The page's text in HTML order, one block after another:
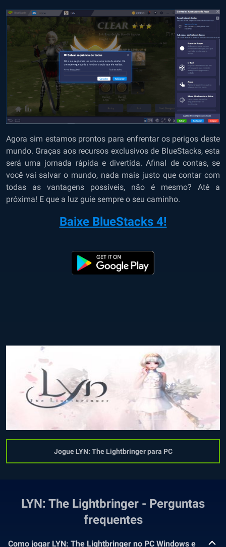
Agora sim estamos prontos para enfrentar os perigos deste
mundo. Graças aos recursos exclusivos de BlueStacks, esta
será uma jornada rápida e divertida. Afinal de contas, se
você vai salvar o mundo, nada mais justo que contar com
todas as vantagens possíveis, não é mesmo? Até a
próxima! E que a luz guie sempre o seu caminho.
Baixe BlueStacks 4!
Jogue LYN: The Lightbringer para PC
LYN: The Lightbringer - Perguntas
frequentes
Como jogar LYN: The Lightbringer no PC Windows e